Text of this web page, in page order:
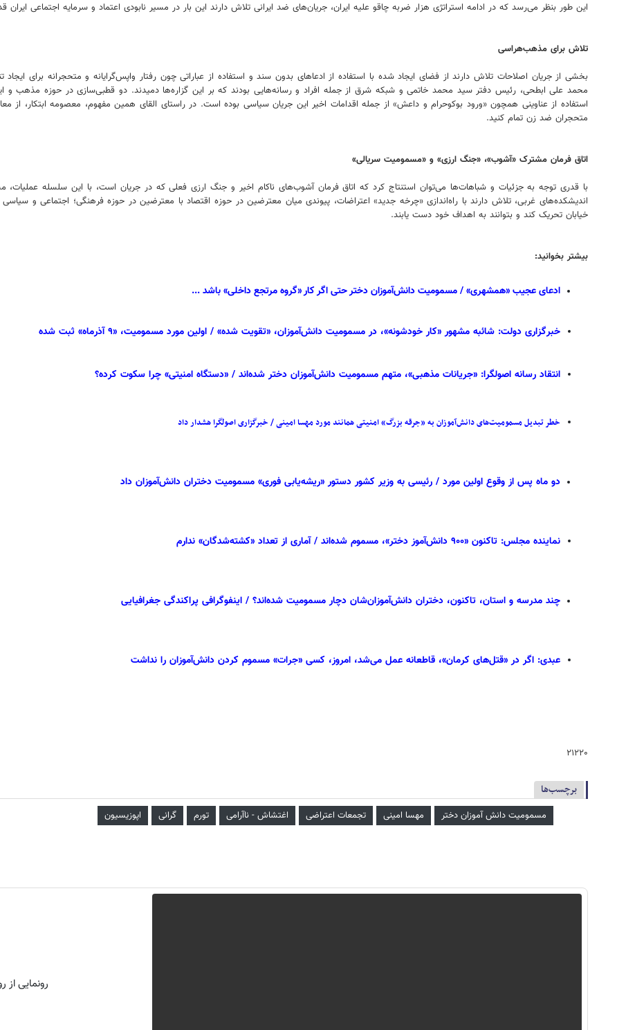
این طور بنظر می‌رسد که در ادامه استراتژی هزار ضربه چاقو علیه ایران، جریان‌های ضد ایرانی تلاش دارند این بار در مسیر نابودی اعتماد و سرمایه اجتماعی ایران
تلاش برای مذهب‌هراسی
بخشی از جریان اصلاحات تلاش دارند از فضای ایجاد شده با استفاده از ادعاهای بدون سند و استفاده از عباراتی چون رفتار واپس‌گرایانه و متحجرانه برای
محمد علی ابطحی، رئیس دفتر سید محمد خاتمی و شبکه شرق از جمله افراد و رسانه‌هایی بودند که بر این گزاره‌ها دمیدند. دو قطبی‌سازی در حوزه مذهب و
متحجران ضد زن تمام کنید.
اتاق فرمان مشترک «آشوب»، «جنگ ارزی» و «مسمومیت سریالی»
با قدری توجه به جزئیات و شباهات‌ها می‌توان استنتاج کرد که اتاق فرمان آشوب‌های ناکام اخیر و جنگ ارزی فعلی که در جریان است، با این سلسله
اندیشکده‌های غربی، تلاش دارند با راه‌اندازی «چرخه جدید» اعتراضات، پیوندی میان معترضین در حوزه اقتصاد با معترضین در حوزه فرهنگی؛ اجتماعی و
خیابان تحریک کند و بتوانند به اهداف خود دست یابند.
بیشتر بخوانید:
ادعای عجیب «همشهری» / مسمومیت دانش‌آموزان دختر حتی اگر کار «گروه مرتجع داخلی» باشد ...
خبرگزاری دولت: شائبه مشهور «کار خودشونه»، در مسمومیت دانش‌آموزان، «تقویت شده» / اولین مورد مسمومیت، «۹ آذرماه» ثبت شده
انتقاد رسانه اصولگرا: «جریانات مذهبی»، متهم مسمومیت دانش‌آموزان دختر شده‌اند / «دستگاه امنیتی» چرا سکوت کرده‌؟
خطر تبدیل مسمومیت‌های دانش‌آموزان به «جرقه بزرگ» امنیتی همانند مورد مهسا امینی / خبرگزاری اصولگرا هشدار داد
دو ماه پس از وقوع اولین مورد / رئیسی به وزیر کشور دستور «ریشه‌یابی فوری» مسمومیت دختران دانش‌آموزان داد
نماینده مجلس: تاکنون «۹۰۰ دانش‌آموز دختر»، مسموم شده‌اند / آماری از تعداد «کشته‌شدگان» ندارم
چند مدرسه و استان‌، تاکنون، دختران دانش‌آموزان‌شان دچار مسمومیت شده‌اند؟ / اینفوگرافی پراکندگی جغرافیایی
عبدی: اگر در «قتل‌های کرمان»، قاطعانه عمل می‌شد، امروز، کسی «جرات» مسموم کردن دانش‌آموزان را نداشت
۲۱۲۲۰
برچسب‌ها
مسمومیت دانش آموزان دختر مهسا امینی تجمعات اعتراضی اغتشاش - ناآرامی تورم گرانی اپوزیسیون
رونمایی از